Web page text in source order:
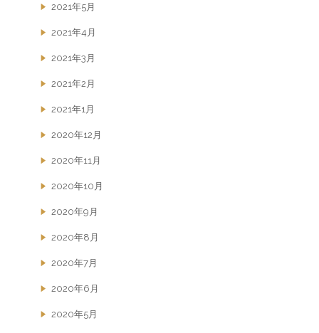
2021年5月
2021年4月
2021年3月
2021年2月
2021年1月
2020年12月
2020年11月
2020年10月
2020年9月
2020年8月
2020年7月
2020年6月
2020年5月